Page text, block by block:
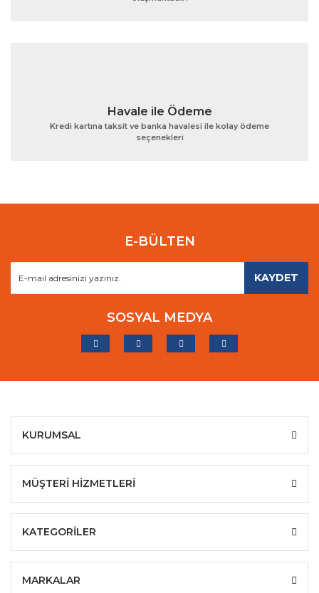
Havale ile Ödeme
Kredi kartına taksit ve banka havalesi ile kolay ödeme
seçenekleri
E-BÜLTEN
KAYDET
SOSYAL MEDYA
KURUMSAL
MÜŞTERİ HİZMETLERİ
KATEGORİLER
MARKALAR